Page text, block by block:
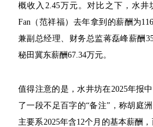
概收入2.45万元。对比之下，水井
Fan（范祥福）去年拿到的薪酬为
兼副总经理、财务总监蒋磊峰薪酬
秘田冀东薪酬67.34万元。
值得注意的是，水井坊在2025年报
了一段不足百字的“备注”，称胡庭
主要系2025年含12个月的基本薪酬